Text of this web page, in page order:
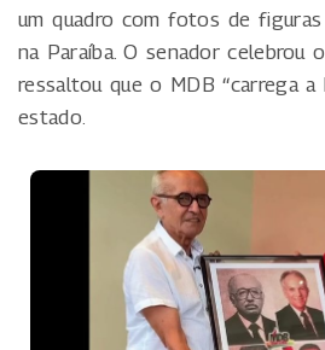
um quadro com fotos de
na Paraíba. O senador celebrou
ressaltou que o MDB “carrega
estado.